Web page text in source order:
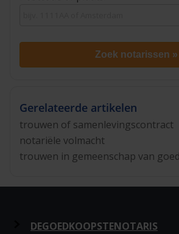
Zoek notarissen »
Gerelateerde artikelen
trouwen of samenlevingscontract
notariële volmacht
trouwen in gemeenschap van
DEGOEDKOOPSTENOTARIS